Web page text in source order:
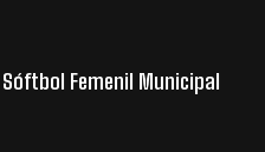
Femenil Municipal